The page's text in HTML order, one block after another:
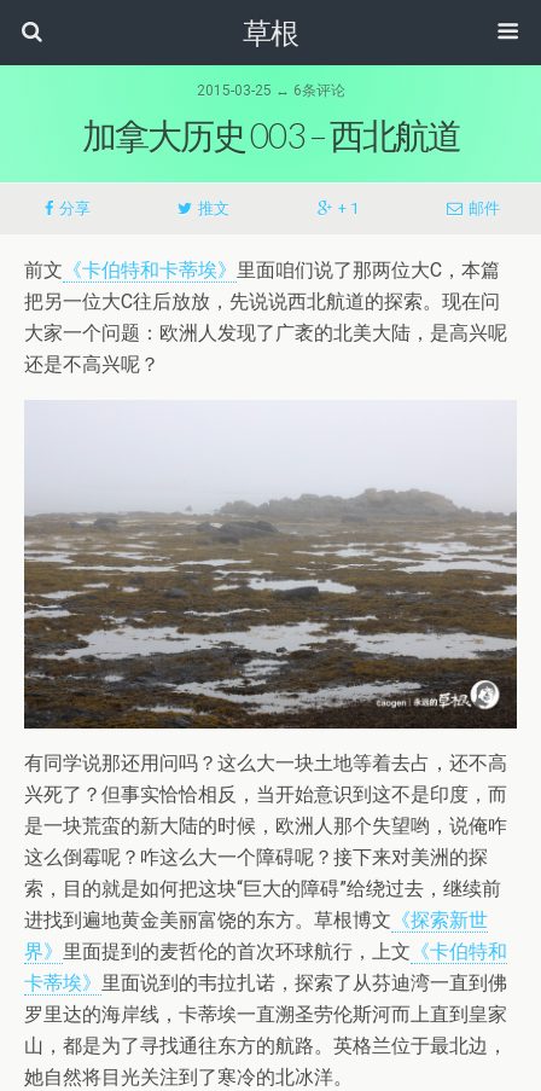
草根
2015-03-25 ↔ 6条评论
加拿大历史 003 – 西北航道
分享 推文 + 1 邮件
前文 《卡伯特和卡蒂埃》 里面咱们说了那两位大C，本篇
把另一位大C往后放放，先说说西北航道的探索。现在问
大家一个问题：欧洲人发现了广袤的北美大陆，是高兴呢
还是不高兴呢？
有同学说那还用问吗？这么大一块土地等着去占，还不高
兴死了？但事实恰恰相反，当开始意识到这不是印度，而
是一块荒蛮的新大陆的时候，欧洲人那个失望哟，说俺咋
这么倒霉呢？咋这么大一个障碍呢？接下来对美洲的探
索，目的就是如何把这块“巨大的障碍”给绕过去，继续前
进找到遍地黄金美丽富饶的东方。草根博文 《探索新世
界》 里面提到的麦哲伦的首次环球航行，上文 《卡伯特和
卡蒂埃》 里面说到的韦拉扎诺，探索了从芬迪湾一直到佛
罗里达的海岸线，卡蒂埃一直溯圣劳伦斯河而上直到皇家
山，都是为了寻找通往东方的航路。英格兰位于最北边，
她自然将目光关注到了寒冷的北冰洋。